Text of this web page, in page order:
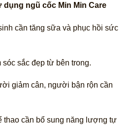
ngũ cốc Min Min Care
cần tăng sữa và phục hồi sức
sắc đẹp từ bên trong.
giảm cân, người bận rộn cần
thao cần bổ sung năng lượng tự